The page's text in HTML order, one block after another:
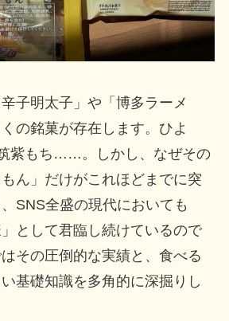
子明太子」や「博多ラーメ
の銘菓が存在します。ひよ
紫もち……。しかし、なぜその
ん」だけがこれほどまでに突
SNS全盛の現代においても
」として君臨し続けているので
その圧倒的な実績と、食べる
基礎知識を多角的に深掘りし